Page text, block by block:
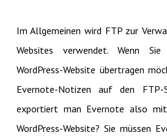
Im Allgemeinen wird FTP zur
Websites verwendet. Wenn
WordPress-Website übertragen
Evernote-Notizen auf den FTP-
exportiert man Evernote also
WordPress-Website? Sie müssen